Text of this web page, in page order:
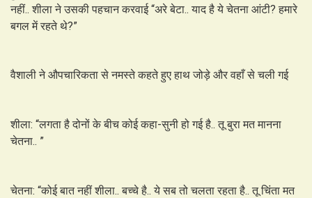
नहीं.. शीला ने उसकी पहचान करवाई “अरे बेटा.. याद है ये चेतना आंटी? हमारे
बगल में रहते थे?”
वैशाली ने औपचारिकता से नमस्ते कहते हुए हाथ जोड़े और वहाँ से चली गई
शीला: “लगता है दोनों के बीच कोई कहा-सुनी हो गई है.. तू बुरा मत मानना
चेतना.. ”
चेतना: “कोई बात नहीं शीला.. बच्चे है.. ये सब तो चलता रहता है.. तू चिंता मत